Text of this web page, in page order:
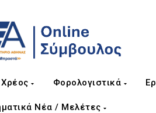
Φορολογιστικά
Νέα / Μελέτες